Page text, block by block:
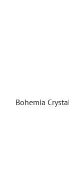
Bohemia